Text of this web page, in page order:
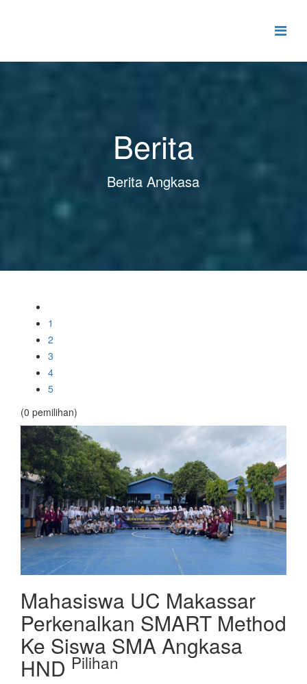
Berita
Berita Angkasa
1
2
3
4
5
(0 pemilihan)
Mahasiswa UC Makassar
Perkenalkan SMART Method
Ke Siswa SMA Angkasa
HND Pilihan